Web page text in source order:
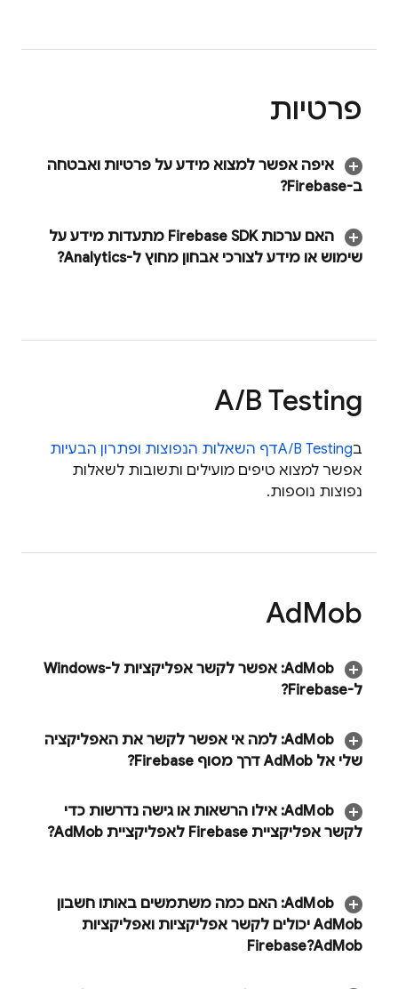
פרטיות
איפה אפשר למצוא מידע על פרטיות ואבטחה
ב-Firebase?
האם ערכות Firebase SDK מתעדות מידע על
שימוש או מידע לצורכי אבחון מחוץ ל-Analytics?
A/B Testing
בA/B Testingדף השאלות הנפוצות ופתרון הבעיות
אפשר למצוא טיפים מועילים ותשובות לשאלות
נפוצות נוספות.
AdMob
AdMob
:
אפשר לקשר אפליקציות ל-Windows
ל-Firebase?
AdMob
: למה אי אפשר לקשר את האפליקציה
שלי אל
AdMob דרך מסוף Firebase
?
AdMob
: אילו הרשאות או גישה נדרשות כדי
לקשר אפליקציית Firebase לאפליקציית
AdMob
?
AdMob
: האם כמה משתמשים באותו חשבון
AdMob
יכולים לקשר אפליקציות ואפליקציות
Firebase?AdMob